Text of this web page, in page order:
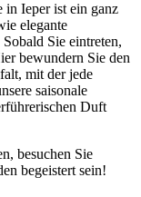
in Ieper ist ein ganz
elegante
Sie eintreten,
bewundern Sie den
mit der jede
saisonale
Duft
besuchen Sie
begeistert sein!